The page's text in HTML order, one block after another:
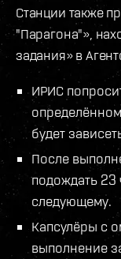
Станции также
"Парагона"»,
задания» в
ИРИС
будет
После
подождать 23
следующему.
Капсулёры с
выполнение